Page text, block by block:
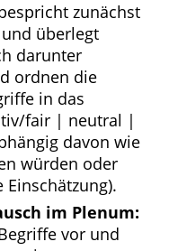
zunächst
überlegt
darunter
ordnen die
in das
fair | neutral |
davon wie
würden oder
im Plenum:
vor und